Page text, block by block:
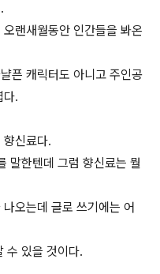
랜새월동안 인간들을 봐온
픈 캐릭터도 아니고 주인공
다.
신료다.
말한텐데 그럼 향신료는 뭘
오는데 글로 쓰기에는 어
수 있을 것이다.